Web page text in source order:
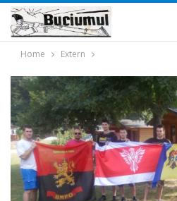
Home Extern